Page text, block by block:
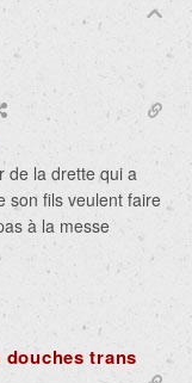
de la drette qui a
son fils veulent faire
à la messe
douches trans